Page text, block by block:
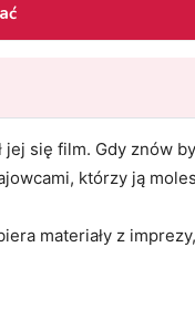
się film. Gdy znów
którzy ją
materiały z